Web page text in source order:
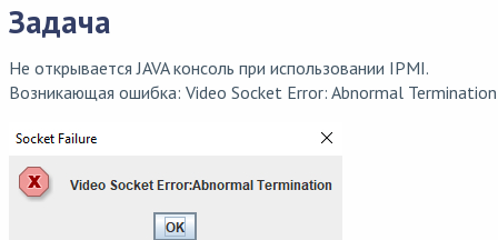
Задача
Не открывается JAVA консоль при использовании IPMI.
Возникающая ошибка: Video Socket Error: Abnormal Termination